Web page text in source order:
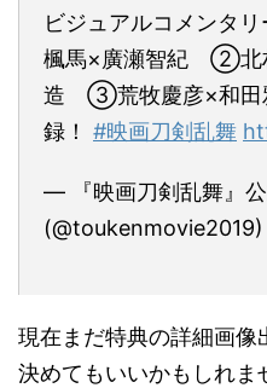
ビジュアルコメンタ
楓馬×廣瀬智紀 ②北
造 ③荒牧慶彦×和田
録！ #映画刀剣乱舞
— 『映画刀剣乱舞』
(@toukenmovie2019)
現在まだ特典の詳細画像
決めてもいいかもしれま